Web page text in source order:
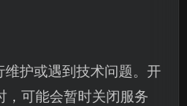
维护或遇到技术问题。开
，可能会暂时关闭服务